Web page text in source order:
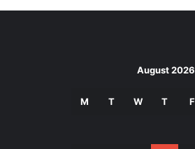
August 2026
M T W T F